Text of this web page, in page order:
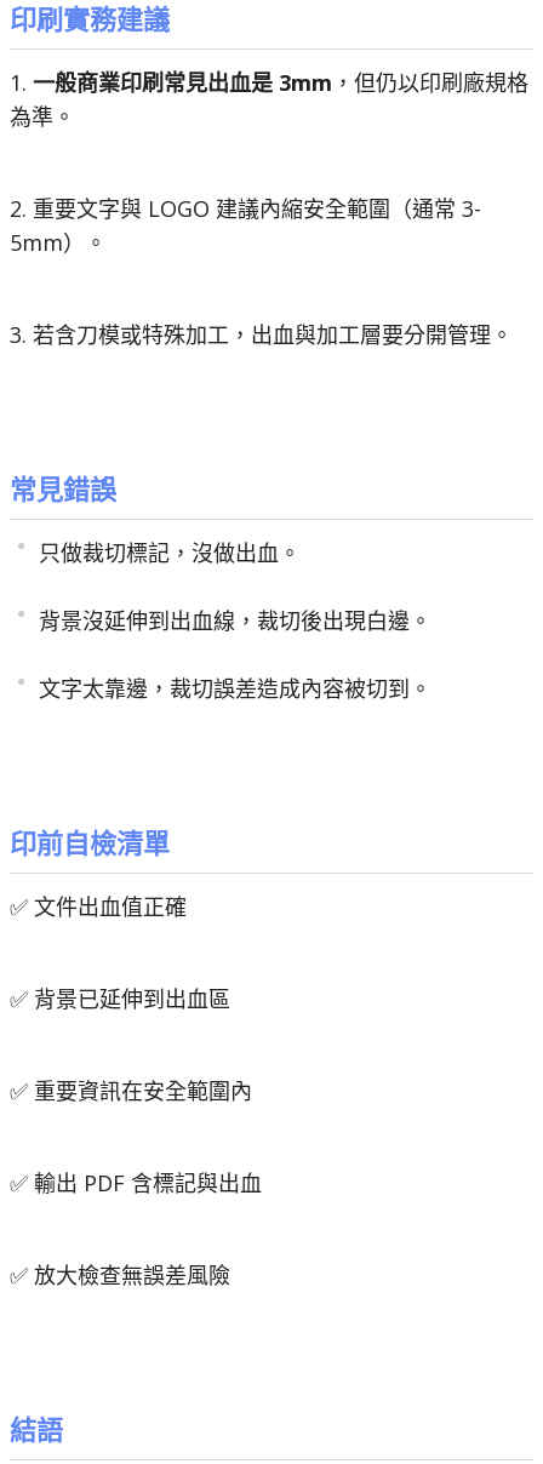
印刷實務建議
1. 一般商業印刷常見出血是 3mm ，但仍以印刷廠規格
為準。
2. 重要文字與 LOGO 建議內縮安全範圍（通常 3-
5mm）。
3. 若含刀模或特殊加工，出血與加工層要分開管理。
常見錯誤
只做裁切標記，沒做出血。
背景沒延伸到出血線，裁切後出現白邊。
文字太靠邊，裁切誤差造成內容被切到。
印前自檢清單
✅ 文件出血值正確
✅ 背景已延伸到出血區
✅ 重要資訊在安全範圍內
✅ 輸出 PDF 含標記與出血
✅ 放大檢查無誤差風險
結語